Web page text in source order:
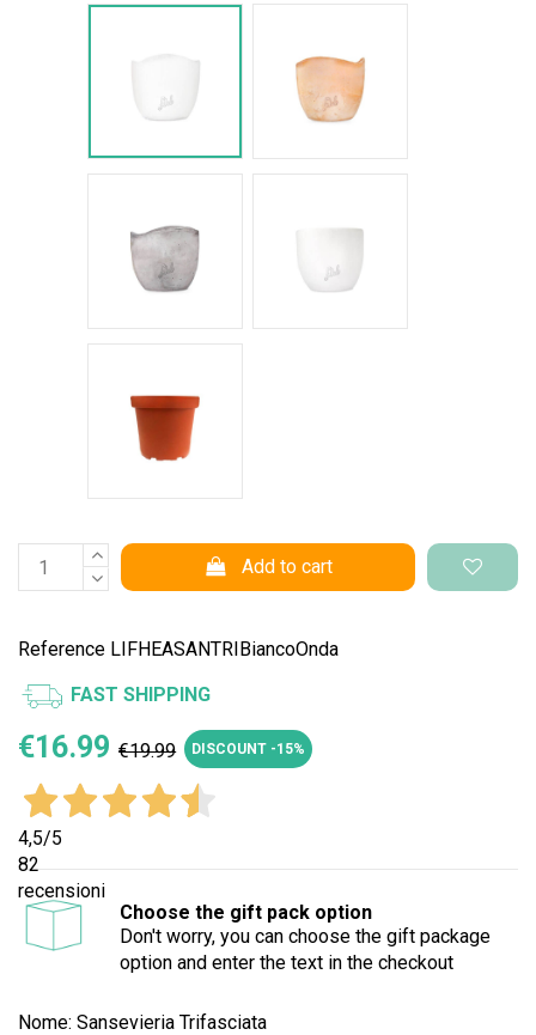
Add to cart
Reference LIFHEASANTRIBiancoOnda
FAST SHIPPING
€16.99 €19.99 DISCOUNT -15%
4,5/5
82
recensioni
Choose the gift pack option
Don't worry, you can choose the gift package
option and enter the text in the checkout
Nome: Sansevieria Trifasciata